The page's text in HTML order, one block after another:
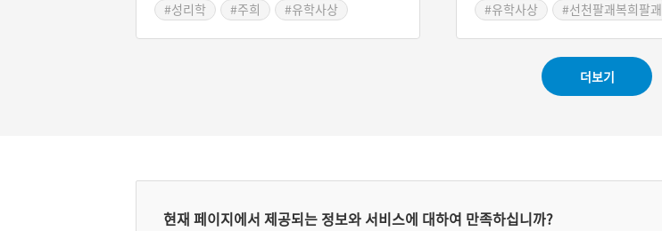
고 그 생성변화의 원리나 존립근거 등은 리에 결
#성리학
#주희 #유학사상
#유학사상
#선천팔괘복희팔괘
더보기
현재 페이지에서 제공되는 정보와 서비스에 대하여 만족하십니까?